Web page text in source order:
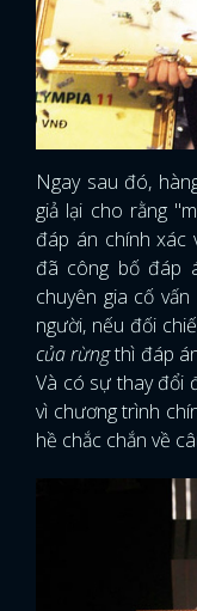
Ngay sau đó,
giả lại cho rằng
đáp án chính xác
đã công bố đáp
chuyên gia cố
người, nếu đối
của rừngthì đáp
Và có sự thay đổi
vì chương trình
hề chắc chắn về